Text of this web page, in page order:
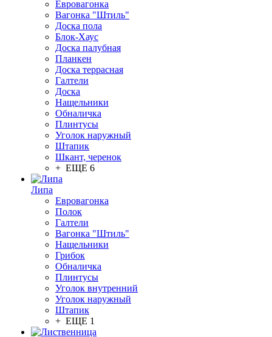
Евровагонка
Вагонка "Штиль"
Доска пола
Блок-Хаус
Доска палубная
Планкен
Доска террасная
Галтели
Доска
Нащельники
Обналичка
Плинтусы
Уголок наружный
Штапик
Шкант, черенок
+ ЕЩЕ 6
Липа
Евровагонка
Полок
Галтели
Вагонка "Штиль"
Нащельники
Грибок
Обналичка
Плинтусы
Уголок внутренний
Уголок наружный
Штапик
+ ЕЩЕ 1